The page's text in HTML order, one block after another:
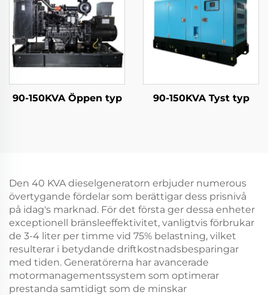
90-150KVA Öppen typ 90-150KVA Tyst typ
Den 40 KVA dieselgeneratorn erbjuder numerous
övertygande fördelar som berättigar dess prisnivå
på idag's marknad. För det första ger dessa enheter
exceptionell bränsleeffektivitet, vanligtvis förbrukar
de 3-4 liter per timme vid 75% belastning, vilket
resulterar i betydande driftkostnadsbesparingar
med tiden. Generatörerna har avancerade
motormanagementssystem som optimerar
prestanda samtidigt som de minskar